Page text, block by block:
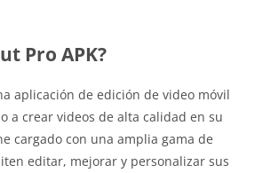
Pro APK?
aplicación de edición de video móvil
a crear videos de alta calidad en su
cargado con una amplia gama de
editar, mejorar y personalizar sus